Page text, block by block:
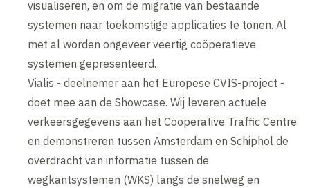
visualiseren, en om de migratie van bestaande
systemen naar toekomstige applicaties te tonen. Al
met al worden ongeveer veertig coöperatieve
systemen gepresenteerd.
Vialis - deelnemer aan het Europese CVIS-project -
doet mee aan de Showcase. Wij leveren actuele
verkeersgegevens aan het Cooperative Traffic Centre
en demonstreren tussen Amsterdam en Schiphol de
overdracht van informatie tussen de
wegkantsystemen (WKS) langs de snelweg en